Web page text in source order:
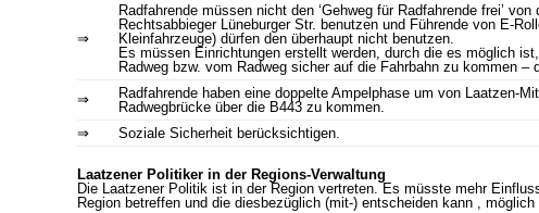
⇒
Radfahrende müssen nicht den ‘Gehweg für Radfahrende frei’
Rechtsabbieger Lüneburger Str. benutzen und Führende von E-
Kleinfahrzeuge) dürfen den überhaupt nicht benutzen.
Es müssen Einrichtungen erstellt werden, durch die es möglich
Radweg bzw. vom Radweg sicher auf die Fahrbahn zu kommen –
⇒
Radfahrende haben eine doppelte Ampelphase um von Laatzen-
Radwegbrücke über die B443 zu kommen.
⇒
Soziale Sicherheit berücksichtigen.
Laatzener Politiker in der Regions-Verwaltung
Die Laatzener Politik ist in der Region vertreten. Es müsste mehr
Region betreffen und die diesbezüglich (mit-) entscheiden kann , möglich